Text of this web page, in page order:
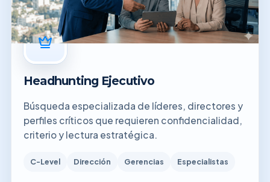
Headhunting Ejecutivo
Búsqueda especializada de líderes, directores y
perfiles críticos que requieren confidencialidad,
criterio y lectura estratégica.
C-Level Dirección Gerencias Especialistas